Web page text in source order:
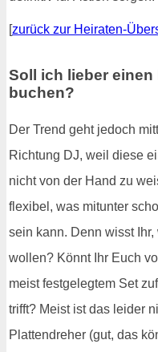
[zurück zur Heiraten-
Soll ich lieber einen
buchen?
Der Trend geht jedoch
Richtung DJ, weil diese
nicht von der Hand zu
flexibel, was mitunter
sein kann. Denn wisst
wollen? Könnt Ihr Euch
meist festgelegtem Set
trifft? Meist ist das leider
Plattendreher (gut, das